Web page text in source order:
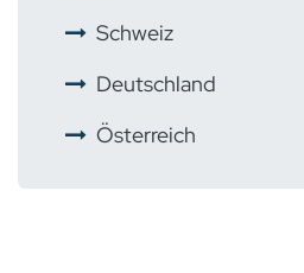
Schweiz
Deutschland
Österreich